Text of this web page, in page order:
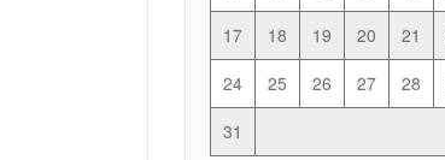
17
18 19 20 21
24
25 26 27 28
31